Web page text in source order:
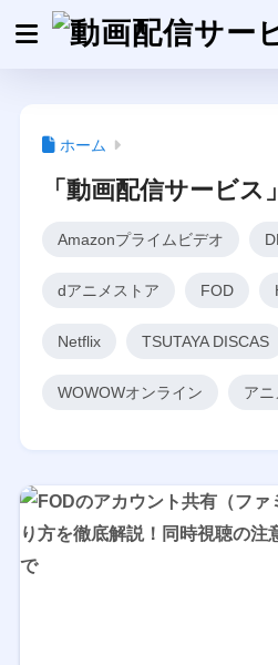
ホーム
「動画配信サービス
Amazonプライムビデオ
dアニメストア FOD
Netflix TSUTAYA DISCAS
WOWOWオンライン アニ